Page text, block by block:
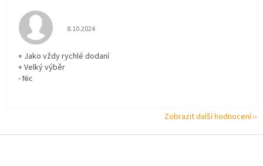
Hodnocení obchodu je 5 z 5 hvězdiček.
8.10.2024
+ Jako vždy rychlé dodaní
+ Velký výběr
- Nic
Zobrazit další hodnocení